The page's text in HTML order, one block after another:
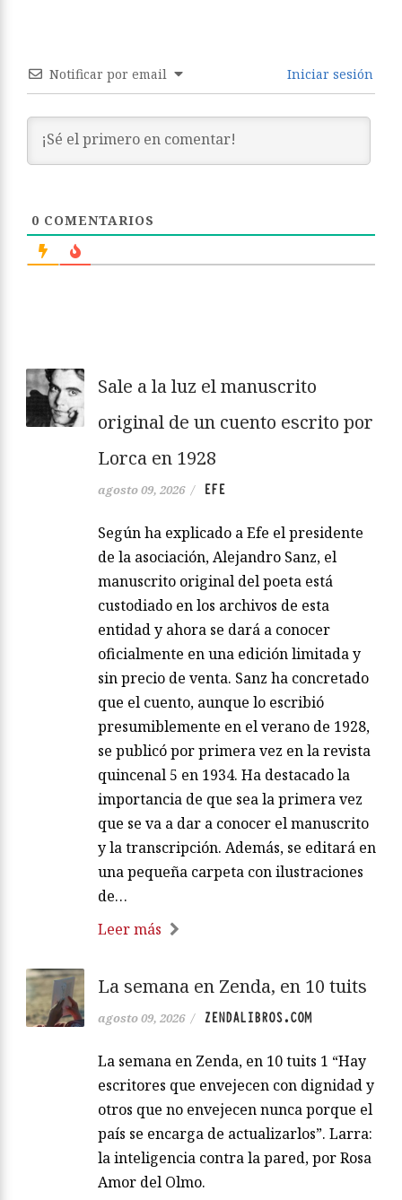
Notificar por email Iniciar sesión
0 COMENTARIOS
Sale a la luz el manuscrito
original de un cuento escrito por
Lorca en 1928
agosto 09, 2026 / EFE
Según ha explicado a Efe el presidente
de la asociación, Alejandro Sanz, el
manuscrito original del poeta está
custodiado en los archivos de esta
entidad y ahora se dará a conocer
oficialmente en una edición limitada y
sin precio de venta. Sanz ha concretado
que el cuento, aunque lo escribió
presumiblemente en el verano de 1928,
se publicó por primera vez en la revista
quincenal 5 en 1934. Ha destacado la
importancia de que sea la primera vez
que se va a dar a conocer el manuscrito
y la transcripción. Además, se editará en
una pequeña carpeta con ilustraciones
de…
Leer más
La semana en Zenda, en 10 tuits
agosto 09, 2026 / ZENDALIBROS.COM
La semana en Zenda, en 10 tuits 1 “Hay
escritores que envejecen con dignidad y
otros que no envejecen nunca porque el
país se encarga de actualizarlos”. Larra:
la inteligencia contra la pared, por Rosa
Amor del Olmo.